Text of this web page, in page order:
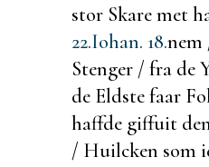
stor Skare met
22.Iohan. 18.nem
Stenger / fra de
de Eldste faar
haffde giffuit
/ Huilcken som